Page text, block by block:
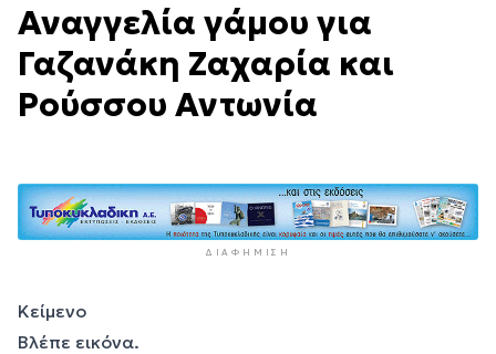
Αναγγελία γάμου για
Γαζανάκη Ζαχαρία και
Ρούσσου Αντωνία
ΔΙΑΦΉΜΙΣΗ
Κείμενο
Βλέπε εικόνα.